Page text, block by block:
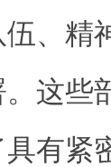
伍、精
这些
具有紧